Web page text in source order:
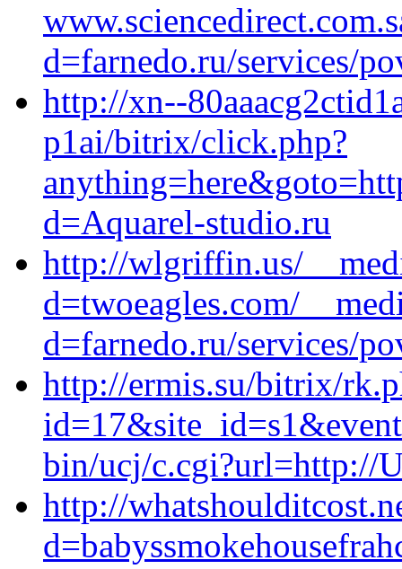
d=farnedo.ru/services/
http://xn--
p1ai/bitrix/click.php?
d=Aquarel-studio.ru
http://wlgriffin.us/
d=twoeagles.com/
d=farnedo.ru/services/
http://ermis.su/bitrix/
bin/ucj/c.cgi?url=http://
http://